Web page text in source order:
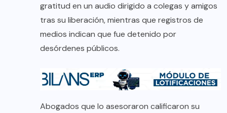
gratitud en un audio dirigido a colegas y amigos
tras su liberación, mientras que registros de
medios indican que fue detenido por
desórdenes públicos.
Abogados que lo asesoraron calificaron su